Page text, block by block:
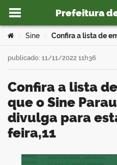
Ir para o conteúdo
Prefeitura
portal
Você está aqui:
Sine
Confira a lista de empregos
que o Sine
divulga para
feira,11
publicado: 11/11/2022 11h36